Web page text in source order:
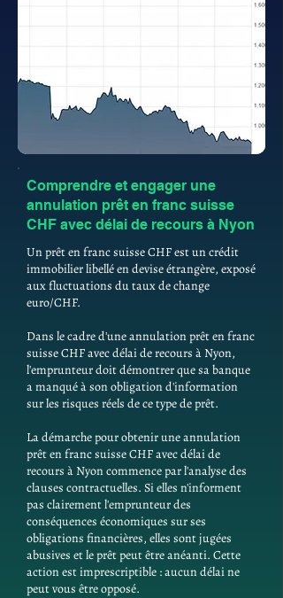
Comprendre et engager une
annulation prêt en franc suisse
CHF avec délai de recours à Nyon
Un prêt en franc suisse CHF est un crédit
immobilier libellé en devise étrangère, exposé
aux fluctuations du taux de change
euro/CHF.
Dans le cadre d'une annulation prêt en franc
suisse CHF avec délai de recours à Nyon,
l'emprunteur doit démontrer que sa banque
a manqué à son obligation d'information
sur les risques réels de ce type de prêt.
La démarche pour obtenir une annulation
prêt en franc suisse CHF avec délai de
recours à Nyon commence par l'analyse des
clauses contractuelles. Si elles n'informent
pas clairement l'emprunteur des
conséquences économiques sur ses
obligations financières, elles sont jugées
abusives et le prêt peut être anéanti. Cette
action est imprescriptible : aucun délai ne
peut vous être opposé.